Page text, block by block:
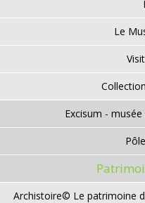
Le
Excisum -
Archistoire© Le patrimoine